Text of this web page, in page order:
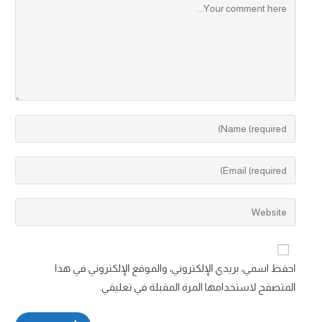
احفظ اسمي، بريدي الإلكتروني، والموقع الإلكتروني في هذا
المتصفح لاستخدامها المرة المقبلة في تعليقي.